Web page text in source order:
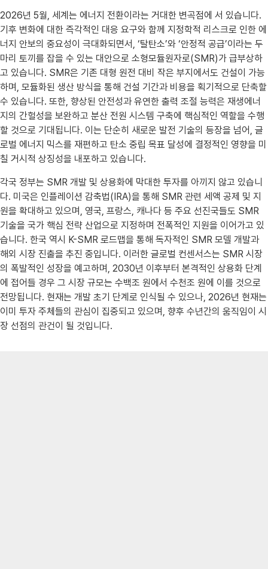
2026년 5월, 세계는 에너지 전환이라는 거대한 변곡점에 서 있습니다.
기후 변화에 대한 즉각적인 대응 요구와 함께 지정학적 리스크로 인한 에
너지 안보의 중요성이 극대화되면서, ‘탈탄소’와 ‘안정적 공급’이라는 두
마리 토끼를 잡을 수 있는 대안으로 소형모듈원자로(SMR)가 급부상하
고 있습니다. SMR은 기존 대형 원전 대비 작은 부지에서도 건설이 가능
하며, 모듈화된 생산 방식을 통해 건설 기간과 비용을 획기적으로 단축할
수 있습니다. 또한, 향상된 안전성과 유연한 출력 조절 능력은 재생에너
지의 간헐성을 보완하고 분산 전원 시스템 구축에 핵심적인 역할을 수행
할 것으로 기대됩니다. 이는 단순히 새로운 발전 기술의 등장을 넘어, 글
로벌 에너지 믹스를 재편하고 탄소 중립 목표 달성에 결정적인 영향을 미
칠 거시적 상징성을 내포하고 있습니다.
각국 정부는 SMR 개발 및 상용화에 막대한 투자를 아끼지 않고 있습니
다. 미국은 인플레이션 감축법(IRA)을 통해 SMR 관련 세액 공제 및 지
원을 확대하고 있으며, 영국, 프랑스, 캐나다 등 주요 선진국들도 SMR
기술을 국가 핵심 전략 산업으로 지정하며 전폭적인 지원을 이어가고 있
습니다. 한국 역시 K-SMR 로드맵을 통해 독자적인 SMR 모델 개발과
해외 시장 진출을 추진 중입니다. 이러한 글로벌 컨센서스는 SMR 시장
의 폭발적인 성장을 예고하며, 2030년 이후부터 본격적인 상용화 단계
에 접어들 경우 그 시장 규모는 수백조 원에서 수천조 원에 이를 것으로
전망됩니다. 현재는 개발 초기 단계로 인식될 수 있으나, 2026년 현재는
이미 투자 주체들의 관심이 집중되고 있으며, 향후 수년간의 움직임이 시
장 선점의 관건이 될 것입니다.